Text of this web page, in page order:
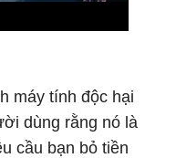
máy tính độc hại
dùng rằng nó là
cầu bạn bỏ tiền